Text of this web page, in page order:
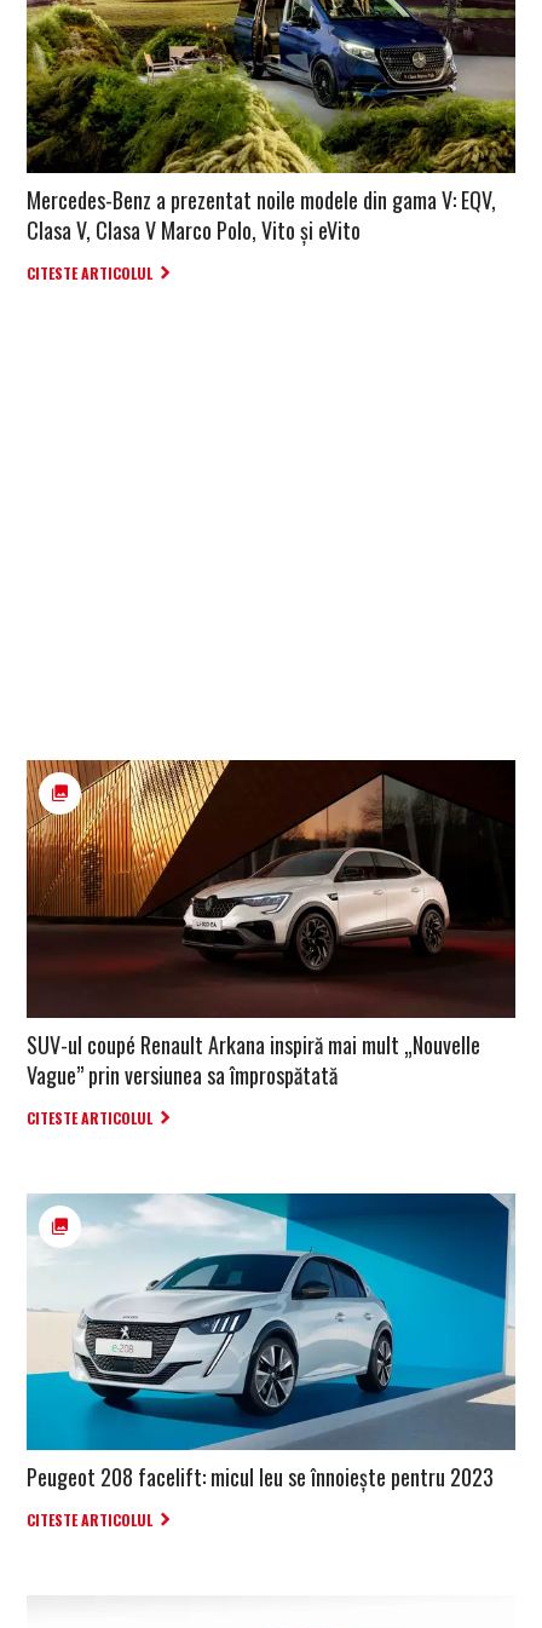
Mercedes-Benz a prezentat noile modele din gama V: EQV,
Clasa V, Clasa V Marco Polo, Vito și eVito
CITESTE ARTICOLUL
SUV-ul coupé Renault Arkana inspiră mai mult „Nouvelle
Vague” prin versiunea sa împrospătată
CITESTE ARTICOLUL
Peugeot 208 facelift: micul leu se înnoiește pentru 2023
CITESTE ARTICOLUL